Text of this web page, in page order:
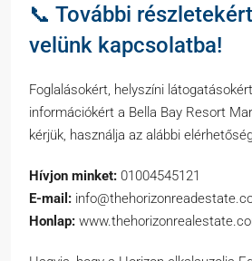
📞 További
velünk kapcsolatba!
Foglalásokért, helyszíni
információkért a Bella Bay Resort
kérjük, használja az alábbi
Hívjon minket: 01004545121
E-mail:
Honlap: